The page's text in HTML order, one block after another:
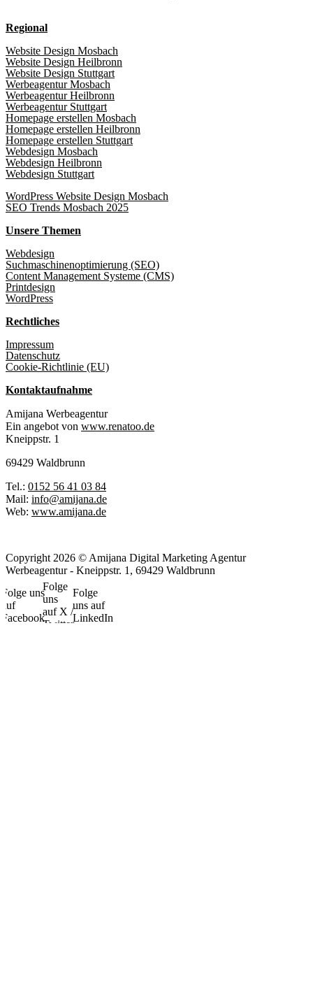
Regional
Website Design Mosbach
Website Design Heilbronn
Website Design Stuttgart
Werbeagentur Mosbach
Werbeagentur Heilbronn
Werbeagentur Stuttgart
Homepage erstellen Mosbach
Homepage erstellen Heilbronn
Homepage erstellen Stuttgart
Webdesign Mosbach
Webdesign Heilbronn
Webdesign Stuttgart
WordPress Website Design Mosbach
SEO Trends Mosbach 2025
Unsere Themen
Webdesign
Suchmaschinenoptimierung (SEO)
Content Management Systeme (CMS)
Printdesign
WordPress
Rechtliches
Impressum
Datenschutz
Cookie-Richtlinie (EU)
Kontaktaufnahme
Amijana Werbeagentur
Ein angebot von www.renatoo.de
Kneippstr. 1
69429 Waldbrunn
Tel.: 0152 56 41 03 84
Mail: info@amijana.de
Web: www.amijana.de
Copyright 2026 © Amijana Digital Marketing Agentur
Werbeagentur - Kneippstr. 1, 69429 Waldbrunn
Folge uns
auf
Facebook
Folge
uns
auf X /
Twitter
Folge
uns auf
LinkedIn